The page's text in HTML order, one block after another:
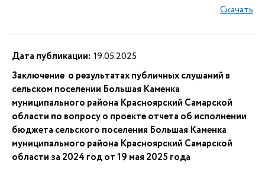
Скачать
Дата публикации: 19.05.2025
Заключение о результатах публичных слушаний в
сельском поселении Большая Каменка
муниципального района Красноярский Самарской
области по вопросу о проекте отчета об исполнении
бюджета сельского поселения Большая Каменка
муниципального района Красноярский Самарской
области за 2024 год от 19 мая 2025 года